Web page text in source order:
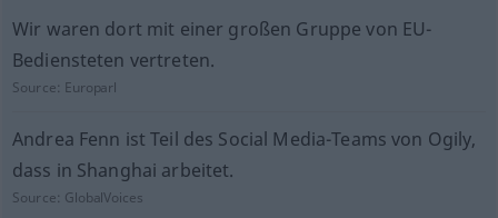
Wir waren dort mit einer großen Gruppe von EU-
Bediensteten vertreten.
Source: Europarl
Andrea Fenn ist Teil des Social Media-Teams von Ogily,
dass in Shanghai arbeitet.
Source: GlobalVoices